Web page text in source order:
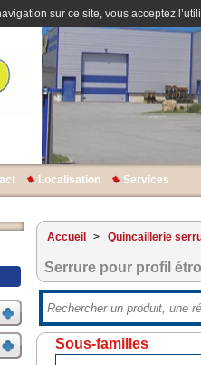
sur ce site, vous acceptez
Localisation Services
Accueil > Quincaillerie
Serrure pour profil
Sous-familles